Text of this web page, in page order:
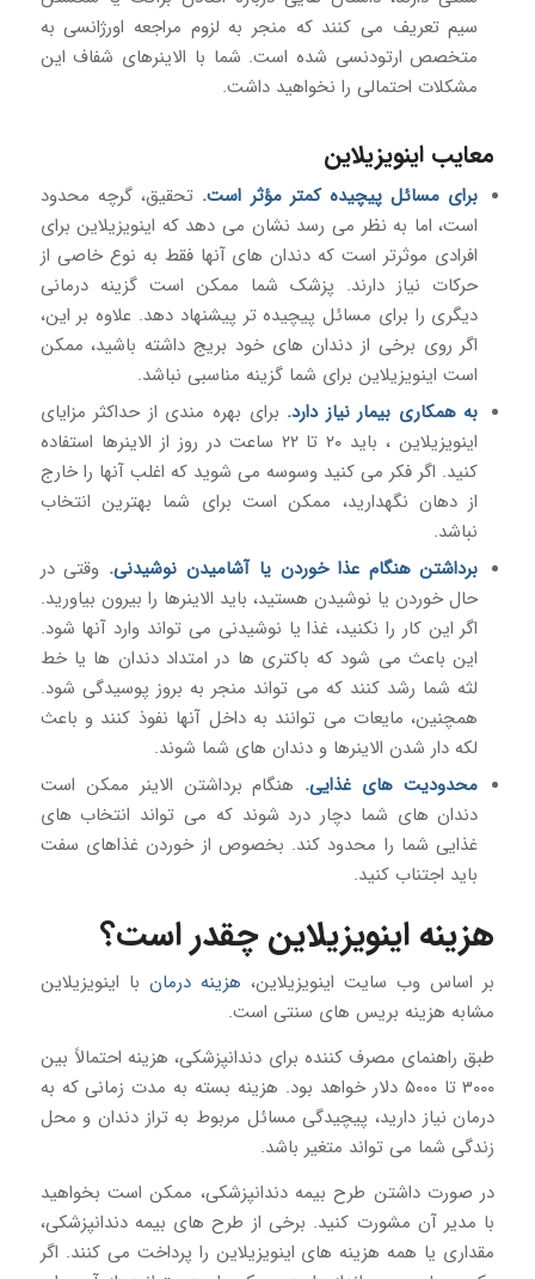
سیم تعریف می کنند که منجر به لزوم مراجعه اورژانسی به
متخصص ارتودنسی شده است. شما با الاینرهای شفاف این
مشکلات احتمالی را نخواهید داشت.
معایب اینویزیلاین
برای مسائل پیچیده کمتر مؤثر است. تحقیق، گرچه محدود
است، اما به نظر می رسد نشان می دهد که اینویزیلاین برای
افرادی موثرتر است که دندان های آنها فقط به نوع خاصی از
حرکات نیاز دارند. پزشک شما ممکن است گزینه درمانی
دیگری را برای مسائل پیچیده تر پیشنهاد دهد. علاوه بر این،
اگر روی برخی از دندان های خود بریج داشته باشید، ممکن
است اینویزیلاین برای شما گزینه مناسبی نباشد.
به همکاری بیمار نیاز دارد. برای بهره مندی از حداکثر مزایای
اینویزیلاین ، باید ۲۰ تا ۲۲ ساعت در روز از الاینرها استفاده
کنید. اگر فکر می کنید وسوسه می شوید که اغلب آنها را خارج
از دهان نگهدارید، ممکن است برای شما بهترین انتخاب
نباشد.
برداشتن هنگام عذا خوردن یا آشامیدن نوشیدنی. وقتی در
حال خوردن یا نوشیدن هستید، باید الاینرها را بیرون بیاورید.
اگر این کار را نکنید، غذا یا نوشیدنی می تواند وارد آنها شود.
این باعث می شود که باکتری ها در امتداد دندان ها یا خط
لثه شما رشد کنند که می تواند منجر به بروز پوسیدگی شود.
همچنین، مایعات می توانند به داخل آنها نفوذ کنند و باعث
لکه دار شدن الاینرها و دندان های شما شوند.
محدودیت های غذایی. هنگام برداشتن الاینر ممکن است
دندان های شما دچار درد شوند که می تواند انتخاب های
غذایی شما را محدود کند. بخصوص از خوردن غذاهای سفت
باید اجتناب کنید.
هزینه اینویزیلاین چقدر است؟
بر اساس وب سایت اینویزیلاین، هزینه درمان با اینویزیلاین
مشابه هزینه بریس های سنتی است.
طبق راهنمای مصرف کننده برای دندانپزشکی، هزینه احتمالاً بین
۳۰۰۰ تا ۵۰۰۰ دلار خواهد بود. هزینه بسته به مدت زمانی که به
درمان نیاز دارید، پیچیدگی مسائل مربوط به تراز دندان و محل
زندگی شما می تواند متغیر باشد.
در صورت داشتن طرح بیمه دندانپزشکی، ممکن است بخواهید
با مدیر آن مشورت کنید. برخی از طرح های بیمه دندانپزشکی،
مقداری یا همه هزینه های اینویزیلاین را پرداخت می کنند. اگر